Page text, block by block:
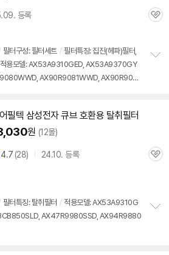
등록
관
필터구성: 필터세트 / 필터특징: 집진(헤파)필터,
적용모델: AX53A9310GED, AX53A9370GY
AX90R9081WWD, AX90R9080
필텍 삼성전자 큐브 호환용 탈취필터
원 (12몰)
4.7 (상
28) 24.10. 등록
관
필터특징: 탈취필터 / 적용모델: AX53A9310G
AX47R9980SSD, AX94R9880